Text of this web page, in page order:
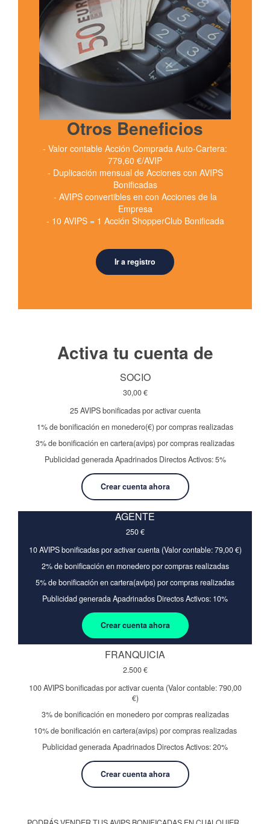
Otros Beneficios
- Valor contable Acción Comprada Auto-Cartera:
779,60 €/AVIP
- Duplicación mensual de Acciones con AVIPS
Bonificadas
- AVIPS convertibles en con Acciones de la
Empresa
- 10 AVIPS = 1 Acción ShopperClub Bonificada
Ir a registro
Activa tu cuenta de
SOCIO
30,00€
25 AVIPS bonificadas por activar cuenta
1% de bonificación en monedero(€) por compras realizadas
3% de bonificación en cartera(avips) por compras realizadas
Publicidad generada Apadrinados Directos Activos: 5%
Crear cuenta ahora
AGENTE
250€
10 AVIPS bonificadas por activar cuenta (Valor contable: 79,00 €)
2% de bonificación en monedero por compras realizadas
5% de bonificación en cartera(avips) por compras realizadas
Publicidad generada Apadrinados Directos Activos: 10%
Crear cuenta ahora
FRANQUICIA
2.500€
100 AVIPS bonificadas por activar cuenta (Valor contable: 790,00
€)
3% de bonificación en monedero por compras realizadas
10% de bonificación en cartera(avips) por compras realizadas
Publicidad generada Apadrinados Directos Activos: 20%
Crear cuenta ahora